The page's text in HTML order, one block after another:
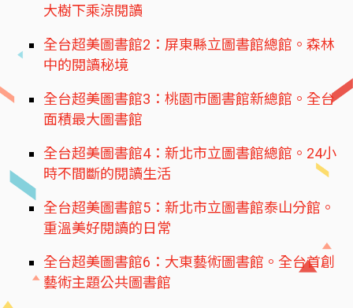
大樹下乘涼閱讀
全台超美圖書館2：屏東縣立圖書館總館。森林
中的閱讀秘境
全台超美圖書館3：桃園市圖書館新總館。全台
面積最大圖書館
全台超美圖書館4：新北市立圖書館總館。24小
時不間斷的閱讀生活
全台超美圖書館5：新北市立圖書館泰山分館。
重溫美好閱讀的日常
全台超美圖書館6：大東藝術圖書館。全台首創
藝術主題公共圖書館